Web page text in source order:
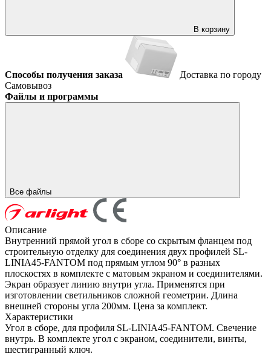
В корзину
Способы получения заказа
Доставка по городу
Самовывоз
Файлы и программы
Все файлы
Описание
Внутренний прямой угол в сборе со скрытым фланцем под
строительную отделку для соединения двух профилей SL-
LINIA45-FANTOM под прямым углом 90° в разных
плоскостях в комплекте с матовым экраном и соединителями.
Экран образует линию внутри угла. Применятся при
изготовлении светильников сложной геометрии. Длина
внешней стороны угла 200мм. Цена за комплект.
Характеристики
Угол в сборе, для профиля SL-LINIA45-FANTOM. Свечение
внутрь. В комплекте угол с экраном, соединители, винты,
шестигранный ключ.